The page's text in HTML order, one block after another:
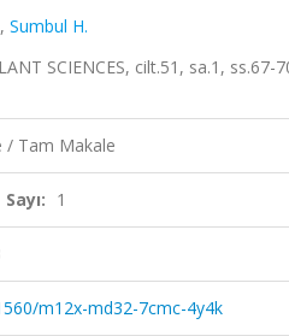
, Sumbul H.
SCIENCES, cilt.51, sa.1,
/ Tam Makale
Sayı: 1
m12x-md32-7cmc-4y4k